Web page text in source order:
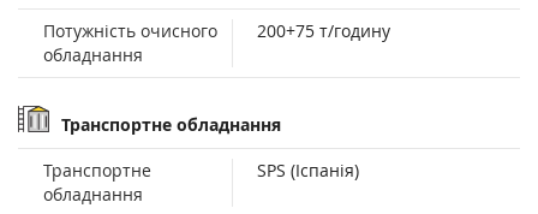
Потужність очисного
обладнання
200+75 т/годину
Транспортне обладнання
Транспортне
обладнання
SPS (Іспанія)